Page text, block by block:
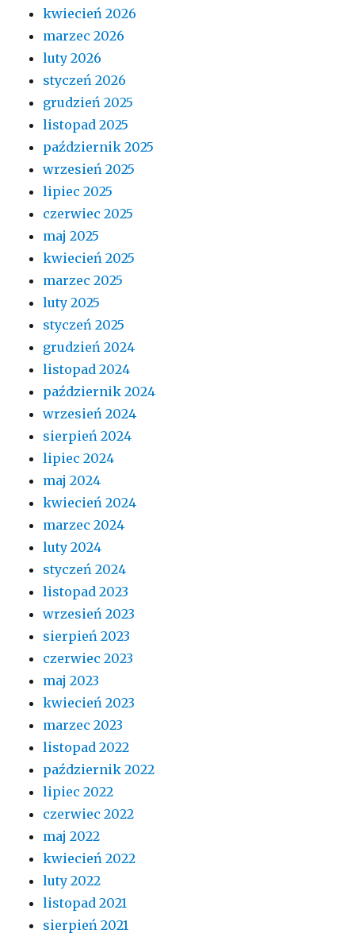
kwiecień 2026
marzec 2026
luty 2026
styczeń 2026
grudzień 2025
listopad 2025
październik 2025
wrzesień 2025
lipiec 2025
czerwiec 2025
maj 2025
kwiecień 2025
marzec 2025
luty 2025
styczeń 2025
grudzień 2024
listopad 2024
październik 2024
wrzesień 2024
sierpień 2024
lipiec 2024
maj 2024
kwiecień 2024
marzec 2024
luty 2024
styczeń 2024
listopad 2023
wrzesień 2023
sierpień 2023
czerwiec 2023
maj 2023
kwiecień 2023
marzec 2023
listopad 2022
październik 2022
lipiec 2022
czerwiec 2022
maj 2022
kwiecień 2022
luty 2022
listopad 2021
sierpień 2021